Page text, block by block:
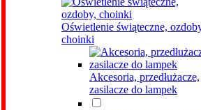
Oświetlenie świąteczne,
choinki
Akcesoria, przedłużacze,
zasilacze do lampek